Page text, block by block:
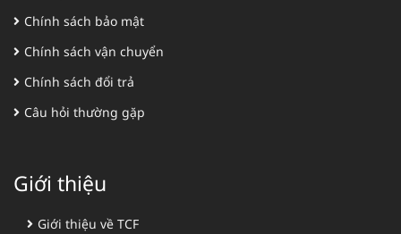
Chính sách bảo mật
Chính sách vận chuyển
Chính sách đổi trả
Câu hỏi thường gặp
Giới thiệu
Giới thiệu về TCF